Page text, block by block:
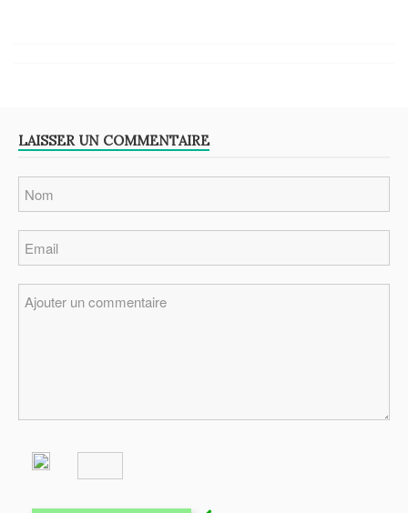
LAISSER UN COMMENTAIRE